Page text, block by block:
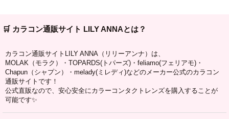
🛒 カラコン通販サイト LILY ANNAとは？
カラコン通販サイトLILY ANNA（リリーアンナ）は、
MOLAK（モラク）・TOPARDS(トパーズ)・feliamo(フェリアモ)・
Chapun（シャプン）・melady(ミレディ)などのメーカー公式のカラコン
通販サイトです！
公式直販なので、安心安全にカラーコンタクトレンズを購入することが
可能です✨